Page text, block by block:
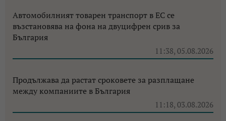
Автомобилният товарен транспорт в ЕС се
възстановява на фона на двуцифрен срив за
България
11:38, 05.08.2026
Продължава да растат сроковете за разплащане
между компаниите в България
11:18, 03.08.2026